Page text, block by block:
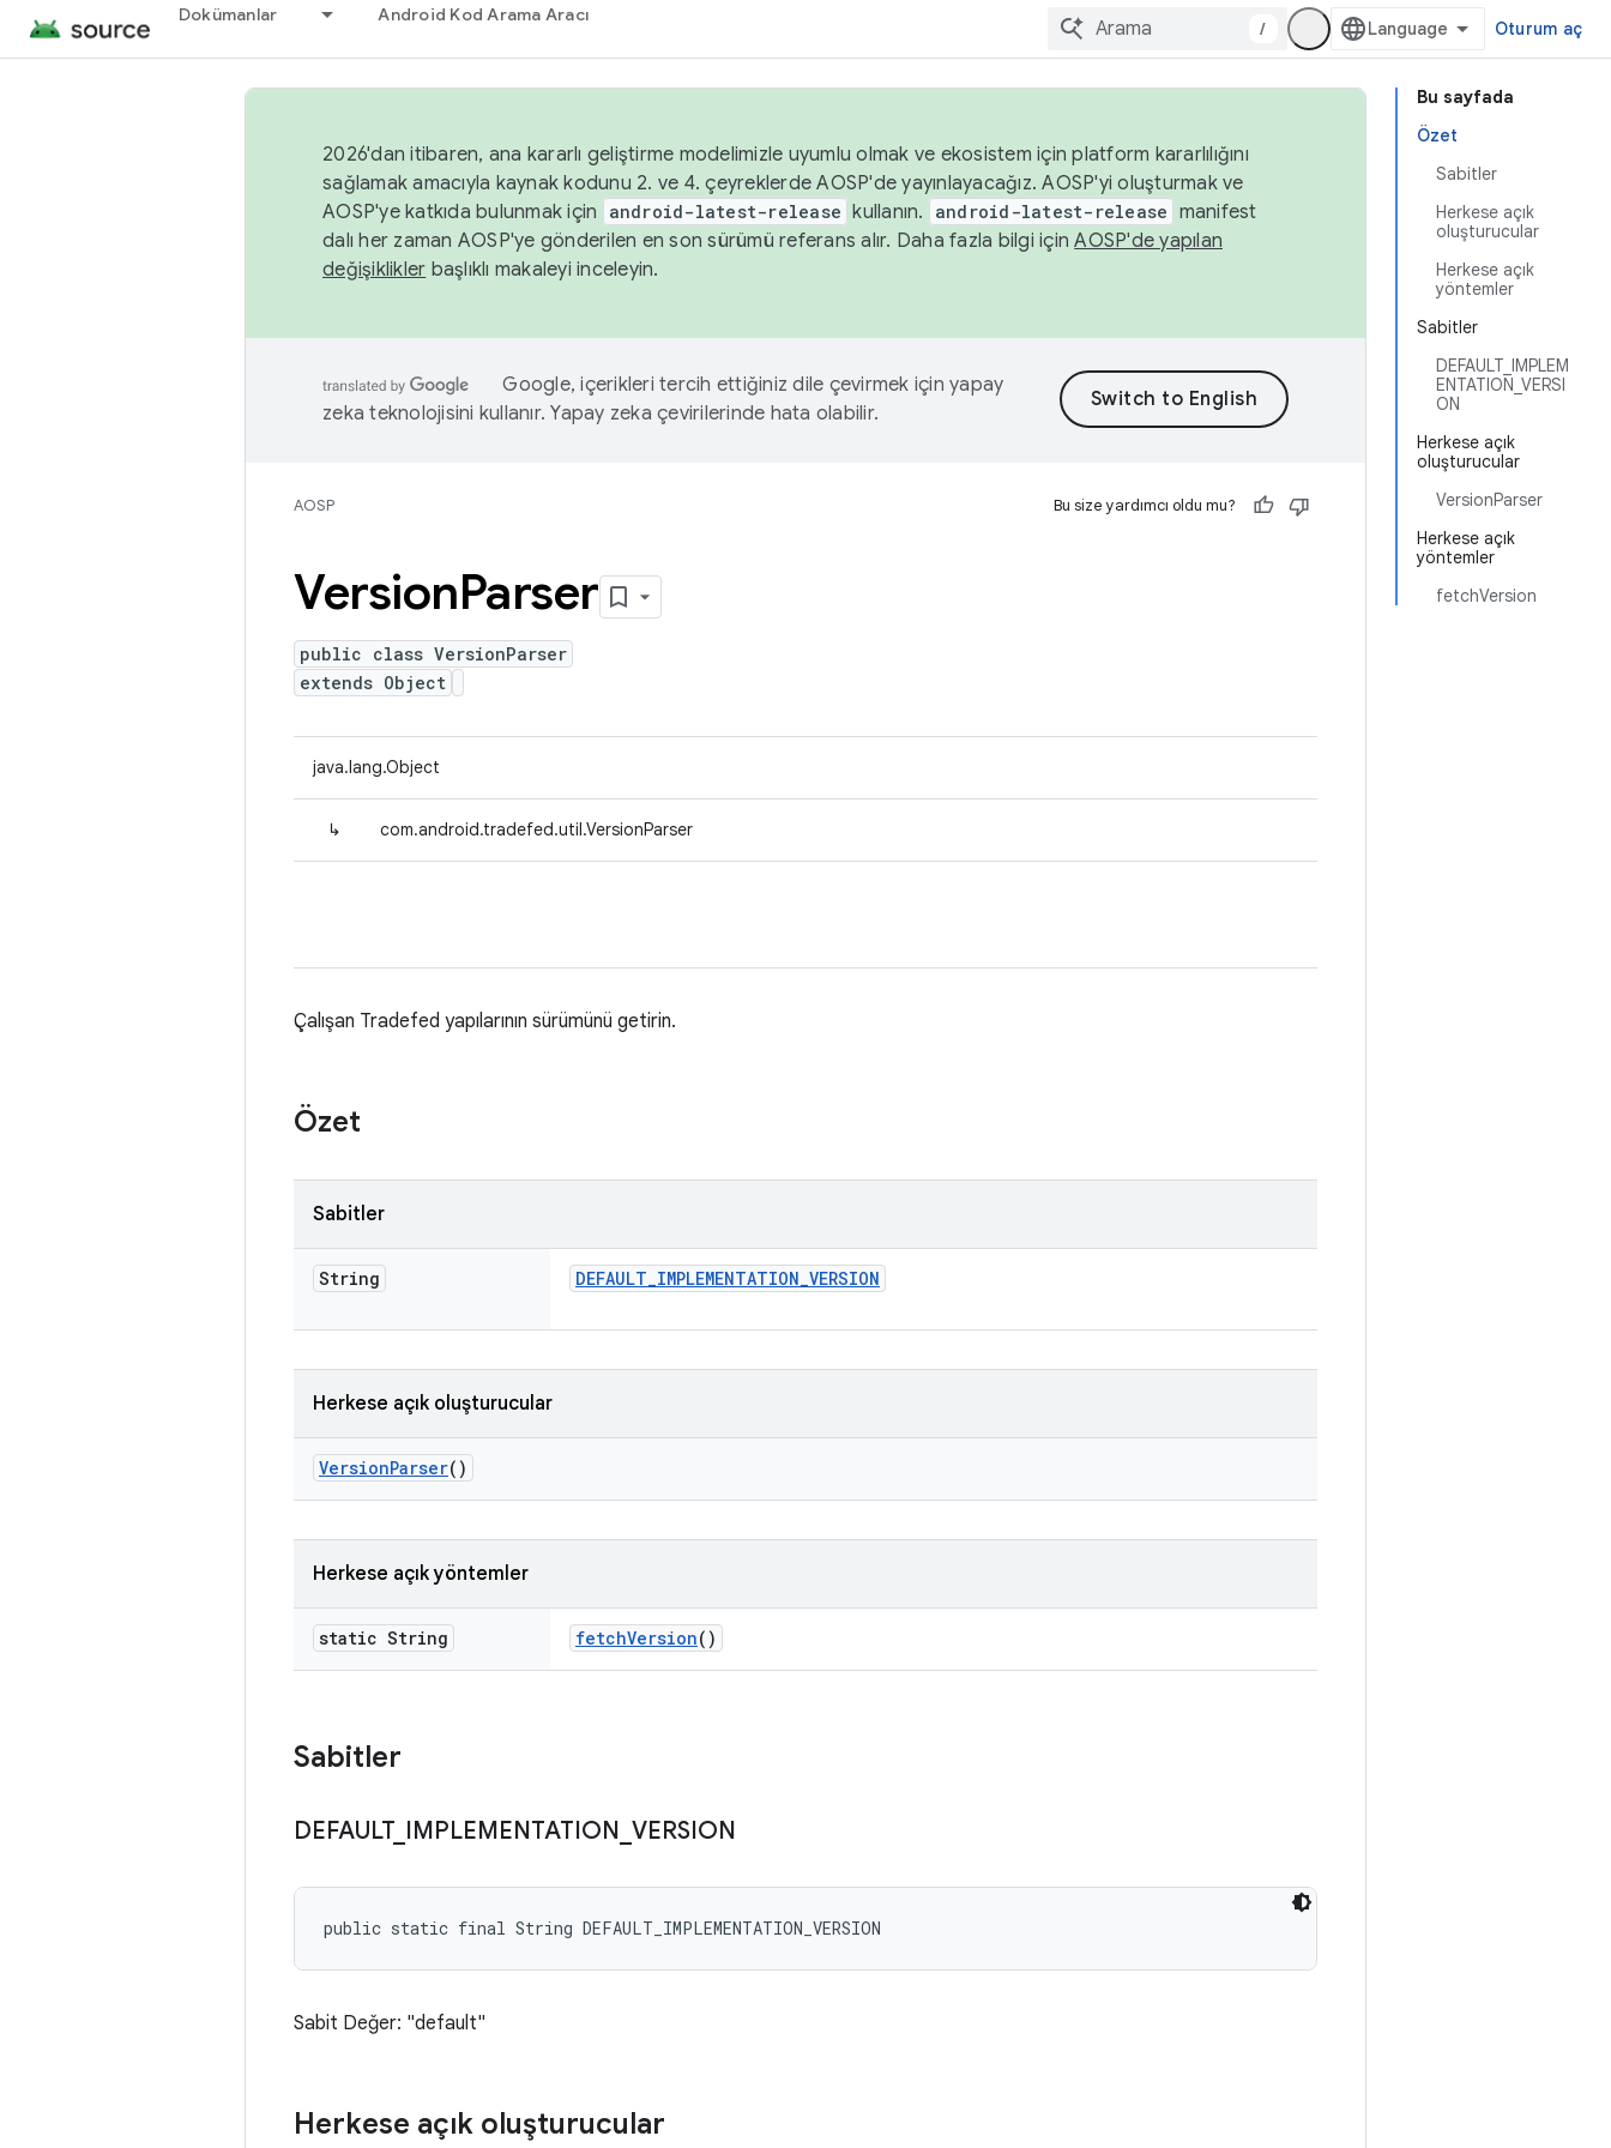
Dokümanlar Android Kod Arama Aracı
/ Oturum aç
Bu sayfada
Özet
Sabitler
Herkese açık
oluşturucular
Herkese açık
yöntemler
Sabitler
DEFAULT_IMPLEM
ENTATION_VERSI
ON
Herkese açık
oluşturucular
VersionParser
Herkese açık
yöntemler
fetchVersion
2026'dan itibaren, ana kararlı geliştirme modelimizle uyumlu olmak ve ekosistem için platform kararlılığını
sağlamak amacıyla kaynak kodunu 2. ve 4. çeyreklerde AOSP'de yayınlayacağız. AOSP'yi oluşturmak ve
AOSP'ye katkıda bulunmak için
android-latest-release kullanın. android-latest-release manifest
dalı her zaman AOSP'ye gönderilen en son sürümü referans alır. Daha fazla bilgi içinAOSP'de yapılan
değişiklikler başlıklı makaleyi inceleyin.
Google, içerikleri tercih ettiğiniz dile çevirmek için yapay
zeka teknolojisini kullanır. Yapay zeka çevirilerinde hata olabilir.
AOSP Bu size yardımcı oldu mu?
VersionParser
public class VersionParser
extends Object
java.lang.Object
↳ com.android.tradefed.util.VersionParser
Çalışan Tradefed yapılarının sürümünü getirin.
Özet
Sabitler
String DEFAULT_IMPLEMENTATION_VERSION
Herkese açık oluşturucular
VersionParser()
Herkese açık yöntemler
static String fetchVersion()
Sabitler
DEFAULT_ IMPLEMENTATION VERSION
public static final String DEFAULT_IMPLEMENTATION_VERSION
Sabit Değer: "default"
Herkese açık oluşturucular